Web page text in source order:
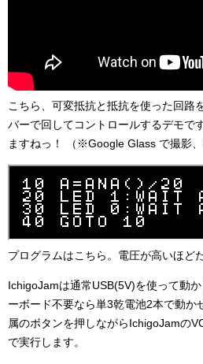
こちら、可変抵抗と抵抗を使った回路
バーで回してコントロールするデモで
ますねっ！ （※Google Glass で撮影
プログラムはこちら。電圧が高いほど
IchigoJamは通常USB(5V)を使って動
ーボード不要なら単3乾電池2本で動
属のボタンを押しながらIchigoJamの
で実行します。